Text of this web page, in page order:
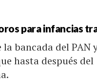
para infancias
bancada del PAN
hasta después